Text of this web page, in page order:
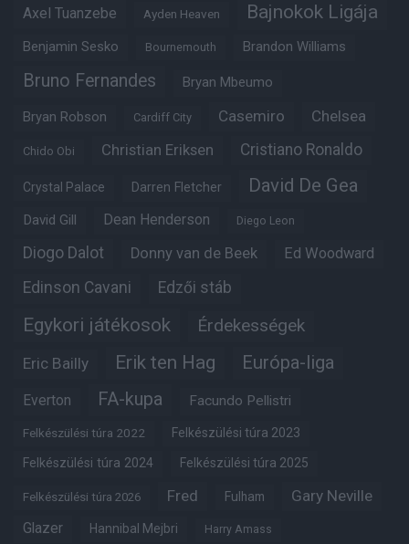
Axel Tuanzebe Ayden Heaven Bajnokok Ligája
Benjamin Sesko Bournemouth Brandon Williams
Bruno Fernandes Bryan Mbeumo
Bryan Robson Cardiff City Casemiro Chelsea
Chido Obi Christian Eriksen Cristiano Ronaldo
Crystal Palace Darren Fletcher David De Gea
David Gill Dean Henderson Diego Leon
Diogo Dalot Donny van de Beek Ed Woodward
Edinson Cavani Edzői stáb
Egykori játékosok Érdekességek
Eric Bailly Erik ten Hag Európa-liga
Everton FA-kupa Facundo Pellistri
Felkészülési túra 2022 Felkészülési túra 2023
Felkészülési túra 2024 Felkészülési túra 2025
Felkészülési túra 2026 Fred Fulham Gary Neville
Glazer Hannibal Mejbri Harry Amass